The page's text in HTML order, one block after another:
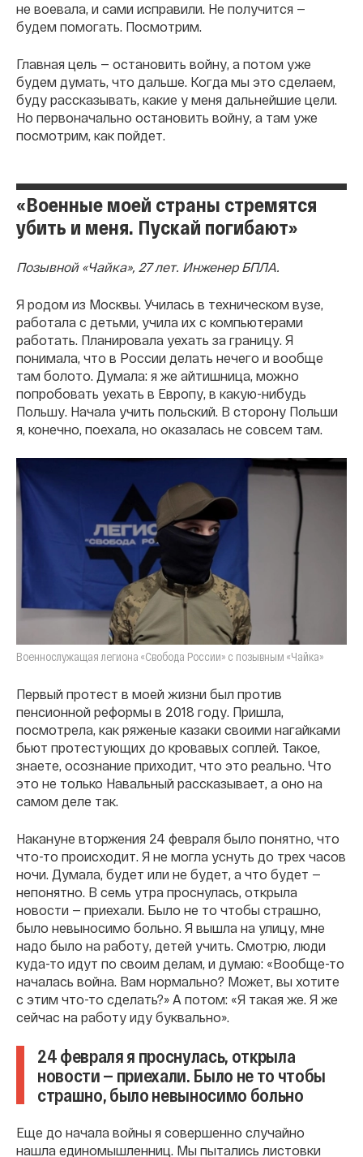
не воевала, и сами исправили. Не получится —
будем помогать. Посмотрим.
Главная цель — остановить войну, а потом уже
будем думать, что дальше. Когда мы это сделаем,
буду рассказывать, какие у меня дальнейшие цели.
Но первоначально остановить войну, а там уже
посмотрим, как пойдет.
«Военные моей страны стремятся
убить и меня. Пускай погибают»
Позывной «Чайка», 27 лет. Инженер БПЛА.
Я родом из Москвы. Училась в техническом вузе,
работала с детьми, учила их с компьютерами
работать. Планировала уехать за границу. Я
понимала, что в России делать нечего и вообще
там болото. Думала: я же айтишница, можно
попробовать уехать в Европу, в какую-нибудь
Польшу. Начала учить польский. В сторону Польши
я, конечно, поехала, но оказалась не совсем там.
Военнослужащая легиона «Свобода России» с позывным «Чайка»
Первый протест в моей жизни был против
пенсионной реформы в 2018 году. Пришла,
посмотрела, как ряженые казаки своими нагайками
бьют протестующих до кровавых соплей. Такое,
знаете, осознание приходит, что это реально. Что
это не только Навальный рассказывает, а оно на
самом деле так.
Накануне вторжения 24 февраля было понятно, что
что-то происходит. Я не могла уснуть до трех часов
ночи. Думала, будет или не будет, а что будет —
непонятно. В семь утра проснулась, открыла
новости — приехали. Было не то чтобы страшно,
было невыносимо больно. Я вышла на улицу, мне
надо было на работу, детей учить. Смотрю, люди
куда-то идут по своим делам, и думаю: «Вообще-то
началась война. Вам нормально? Может, вы хотите
с этим что-то сделать?» А потом: «Я такая же. Я же
сейчас на работу иду буквально».
24 февраля я проснулась, открыла
новости — приехали. Было не то чтобы
страшно, было невыносимо больно
Еще до начала войны я совершенно случайно
нашла единомышленниц. Мы пытались листовки